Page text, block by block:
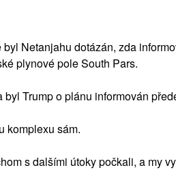
Netanjahu dotázán, zda
plynové pole South Pars.
Trump o plánu informován
komplexu sám.
s dalšími útoky počkali, a my